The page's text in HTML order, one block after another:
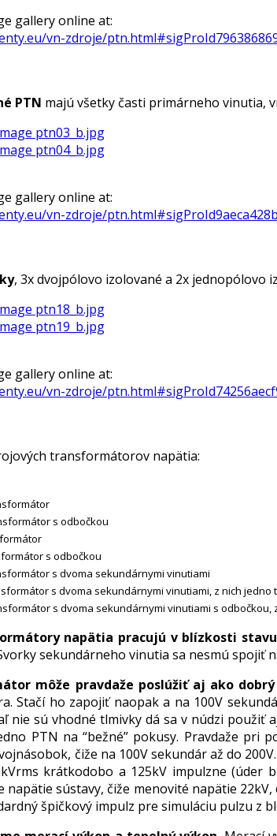
gallery online at:
vn-zdroje/
PTN majú všetky časti primárneho vinutia,
gallery online at:
vn-zdroje/
, 3x dvojpólovo izolované a 2x
gallery online at:
vn-zdroje/
transformátorov napätia:
s odbočkou
s odbočkou
s dvoma sekundárnymi vinutiami
s dvoma sekundárnymi vinutiami, z nich jedno
s dvoma sekundárnymi vinutiami s odbočkou,
napätia pracujú v blízkosti
sekundárneho vinutia sa nesmú spojiť
môže pravdaže poslúžiť aj ako
Stačí ho zapojiť naopak a na 100V
nie sú vhodné tlmivky dá sa v núdzi použiť
PTN na “bežné” pokusy. Pravdaže
čiže na 100V sekundár až do
krátkodobo a 125kV impulzne
napätie sústavy, čiže menovité napätie
špičkový impulz pre simuláciu pulzu z